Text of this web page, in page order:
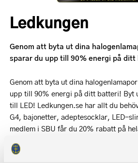
Ledkungen
Genom att byta ut dina
sparar du upp till 90% energi på
Genom att byta ut dina
upp till 90% energi på ditt batteri! Byt
till LED! Ledkungen.se har allt du
G4, bajonetter, adeptesocklar, LED-
medlem i SBU får du 20% rabatt på
använder rabattkoden SBU vid
2-3 dagar. Vet du inte vilken lampa du